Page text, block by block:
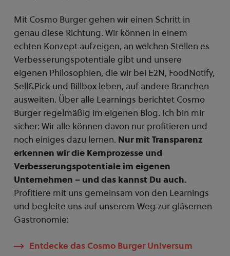
Mit Cosmo Burger gehen wir einen Schritt in
genau diese Richtung. Wir können in einem
echten Konzept aufzeigen, an welchen Stellen es
Verbesserungspotentiale gibt und unsere
eigenen Philosophien, die wir bei E2N, FoodNotify,
Sell&Pick und Billbox leben, auf andere Branchen
ausweiten. Über alle Learnings berichtet Cosmo
Burger regelmäßig im eigenen Blog. Ich bin mir
sicher: Wir alle können davon nur profitieren und
noch einiges dazu lernen. Nur mit Transparenz
erkennen wir die Kernprozesse und
Verbesserungspotentiale im eigenen
Unternehmen – und das kannst Du auch.
Profitiere mit uns gemeinsam von den Learnings
und begleite uns auf unserem Weg zur gläsernen
Gastronomie:
Entdecke das Cosmo Burger Universum